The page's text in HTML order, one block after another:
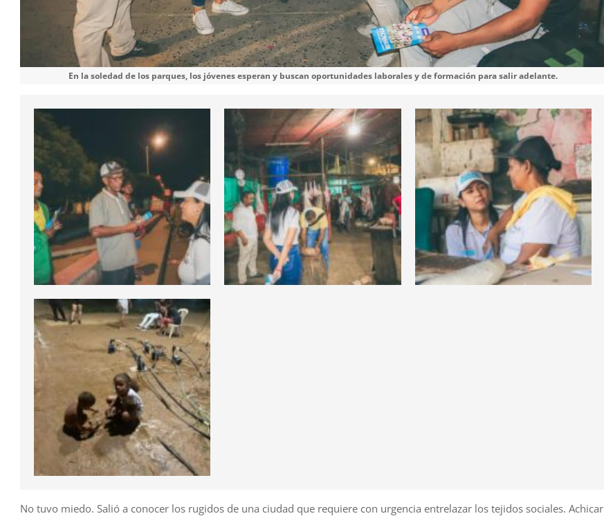
En la soledad de los parques, los jóvenes esperan y buscan oportunidades laborales y de formación para salir adelante.
No tuvo miedo. Salió a conocer los rugidos de una ciudad que requiere con urgencia entrelazar los tejidos sociales. Achicar